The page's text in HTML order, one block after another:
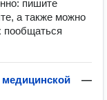
пишите
а также можно
пообщаться
—